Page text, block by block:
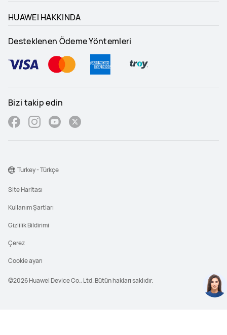
HUAWEI HAKKINDA
Desteklenen Ödeme Yöntemleri
Bizi takip edin
©2026 Huawei Device Co., Ltd. Bütün hakları saklıdır.
Site Haritası
Kullanım Şartları
Gizlilik Bildirimi
Çerez
Cookie ayarı
Turkey - Türkçe